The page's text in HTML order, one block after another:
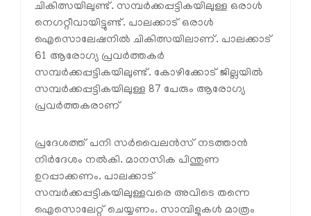
ചികിത്സയിലുണ്ട്. സമ്പർക്കപ്പട്ടികയിലുള്ള ഒരാൾ
നെഗറ്റീവായിട്ടുണ്ട്. പാലക്കാട് ഒരാൾ
ഐസൊലേഷനിൽ ചികിത്സയിലാണ്. പാലക്കാട്
61 ആരോഗ്യ പ്രവർത്തകർ
സമ്പർക്കപ്പട്ടികയിലുണ്ട്. കോഴിക്കോട് ജില്ലയിൽ
സമ്പർക്കപ്പട്ടികയിലുള്ള 87 പേരും ആരോഗ്യ
പ്രവർത്തകരാണ്
പ്രദേശത്ത് പനി സർവൈലൻസ് നടത്താൻ
നിർദേശം നൽകി. മാനസിക പിന്തുണ
ഉറപ്പാക്കണം. പാലക്കാട്
സമ്പർക്കപ്പട്ടികയിലുള്ളവരെ അവിടെ തന്നെ
ഐസൊലേറ്റ് ചെയ്യണം. സാമ്പിളുകൾ മാത്രം